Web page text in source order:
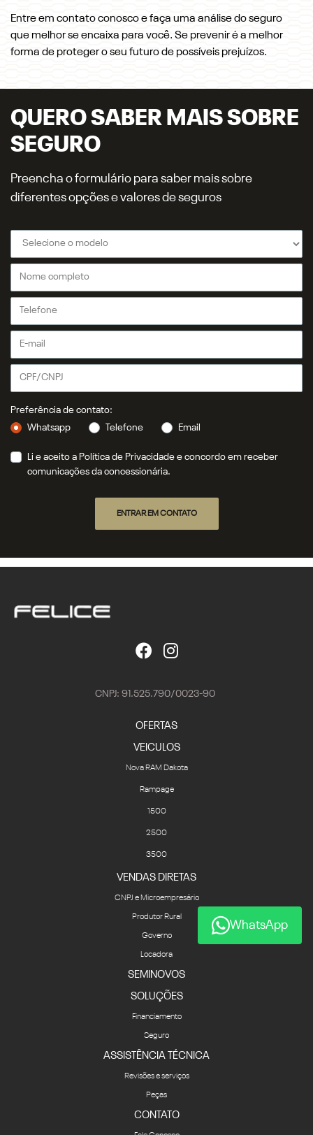
Entre em contato conosco e faça uma análise do seguro
que melhor se encaixa para você. Se prevenir é a melhor
forma de proteger o seu futuro de possíveis prejuízos.
QUERO SABER MAIS SOBRE
SEGURO
Preencha o formulário para saber mais sobre
diferentes opções e valores de seguros
Preferência de contato:
Whatsapp
Telefone Email
Li e aceito a Política de Privacidade e concordo em receber
comunicações da concessionária.
ENTRAR EM CONTATO
CNPJ: 91.525.790/0023-90
OFERTAS
VEICULOS
Nova RAM Dakota
Rampage
1500
2500
3500
VENDAS DIRETAS
CNPJ e Microempresário
Produtor Rural
Governo
Locadora
SEMINOVOS
SOLUÇÕES
Financiamento
Seguro
ASSISTÊNCIA TÉCNICA
Revisões e serviços
Peças
CONTATO
WhatsApp